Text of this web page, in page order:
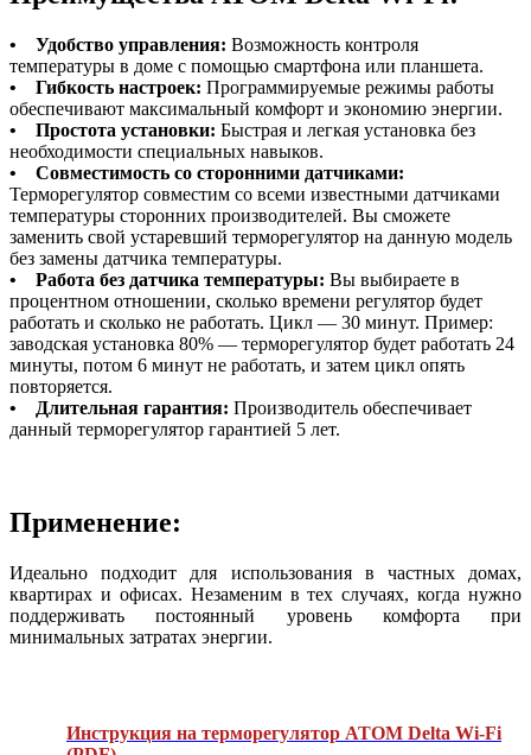
• Удобство управления: Возможность контроля
температуры в доме с помощью смартфона или планшета.
•
Гибкость настроек: Программируемые режимы работы
обеспечивают максимальный комфорт и экономию энергии.
•
Простота установки: Быстрая и легкая установка без
необходимости специальных навыков.
•
Совместимость со сторонними датчиками:
Терморегулятор совместим со всеми известными датчиками
температуры сторонних производителей. Вы сможете
заменить свой устаревший терморегулятор на данную модель
без замены датчика температуры.
•
Работа без датчика температуры: Вы выбираете в
процентном отношении, сколько времени регулятор будет
работать и сколько не работать. Цикл — 30 минут. Пример:
заводская установка 80% — терморегулятор будет работать 24
минуты, потом 6 минут не работать, и затем цикл опять
повторяется.
•
Длительная гарантия: Производитель обеспечивает
данный терморегулятор гарантией 5 лет.
Применение:
Идеально подходит для использования в частных домах,
квартирах и офисах. Незаменим в тех случаях, когда нужно
поддерживать постоянный уровень комфорта при
минимальных затратах энергии.
Инструкция на терморегулятор ATOM Delta Wi-Fi